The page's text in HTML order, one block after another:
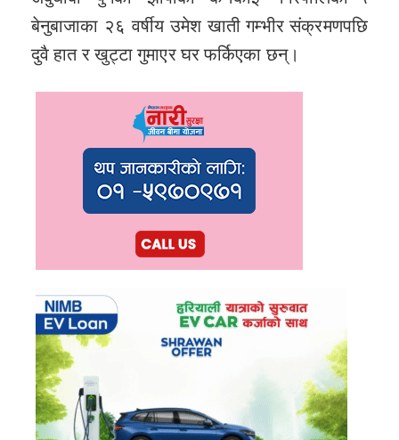
बेनुबाजाका २६ वर्षीय उमेश खाती गम्भीर संक्रमणपछि
दुवै हात र खुट्टा गुमाएर घर फर्किएका छन्।